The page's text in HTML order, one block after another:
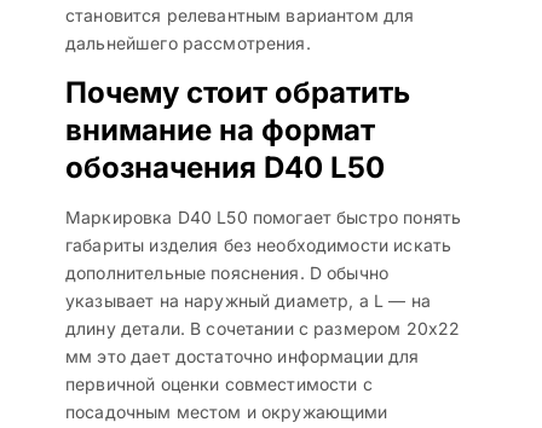
становится релевантным вариантом для
дальнейшего рассмотрения.
Почему стоит обратить
внимание на формат
обозначения D40 L50
Маркировка D40 L50 помогает быстро понять
габариты изделия без необходимости искать
дополнительные пояснения. D обычно
указывает на наружный диаметр, а L — на
длину детали. В сочетании с размером 20х22
мм это дает достаточно информации для
первичной оценки совместимости с
посадочным местом и окружающими